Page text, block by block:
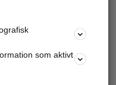
som aktivt